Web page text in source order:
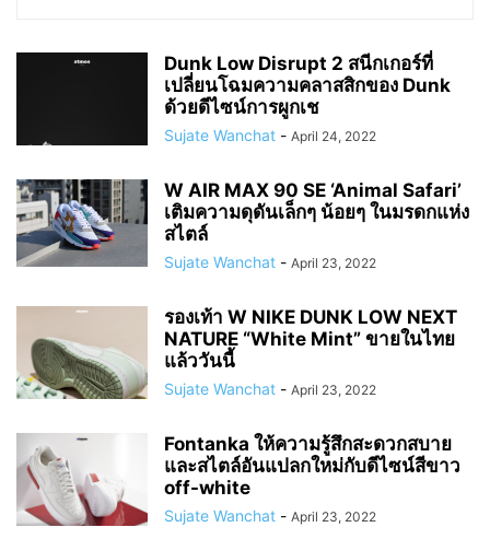
Dunk Low Disrupt 2 สนีกเกอร์ที่
เปลี่ยนโฉมความคลาสสิกของ Dunk
ด้วยดีไซน์การผูกเช
Sujate Wanchat - April 24, 2022
W AIR MAX 90 SE ‘Animal Safari’
เติมความดุดันเล็กๆ น้อยๆ ในมรดกแห่ง
สไตล์
Sujate Wanchat - April 23, 2022
รองเท้า W NIKE DUNK LOW NEXT
NATURE “White Mint” ขายในไทย
แล้ววันนี้
Sujate Wanchat - April 23, 2022
Fontanka ให้ความรู้สึกสะดวกสบาย
และสไตล์อันแปลกใหม่กับดีไซน์สีขาว
off-white
Sujate Wanchat - April 23, 2022